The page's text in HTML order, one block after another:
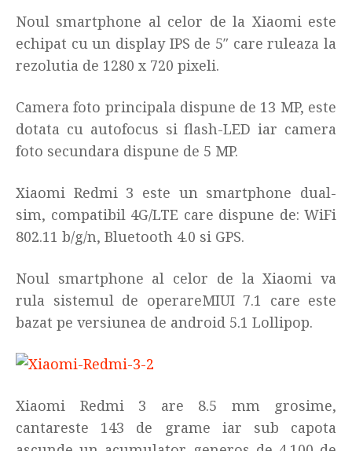
Noul smartphone al celor de la Xiaomi este
echipat cu un display IPS de 5″ care ruleaza la
rezolutia de 1280 x 720 pixeli.
Camera foto principala dispune de 13 MP, este
dotata cu autofocus si flash-LED iar camera
foto secundara dispune de 5 MP.
Xiaomi Redmi 3 este un smartphone dual-
sim, compatibil 4G/LTE care dispune de: WiFi
802.11 b/g/n, Bluetooth 4.0 si GPS.
Noul smartphone al celor de la Xiaomi va
rula sistemul de operareMIUI 7.1 care este
bazat pe versiunea de android 5.1 Lollipop.
Xiaomi Redmi 3 are 8.5 mm grosime,
cantareste 143 de grame iar sub capota